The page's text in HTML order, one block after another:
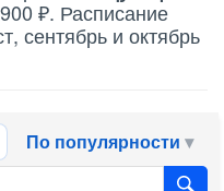
₽. Расписание
сентябрь и октябрь
По популярности